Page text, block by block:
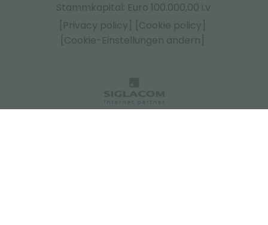
Stammkapital: Euro 100.000,00 i.v.
[Privacy policy]
[Cookie policy]
[Cookie-Einstellungen ändern]